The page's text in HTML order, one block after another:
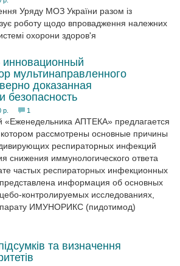
Уряду МОЗ України разом із
роботу щодо впровадження належних
охорони здоров'я
мультинаправленного
доказанная
безопасность
р. 1
«Еженедельника АПТЕКА» предлагается
рассмотрены основные причины
респираторных инфекций
снижения иммунологического ответа
частых респираторных инфекционных
информация об основных
контролируемых исследованиях,
ИМУНОРИКС (пидотимод)
та визначення